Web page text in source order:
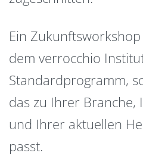
Ein
dem verrocchio
Standardprogramm,
das zu Ihrer Branche,
und Ihrer aktuellen
passt.